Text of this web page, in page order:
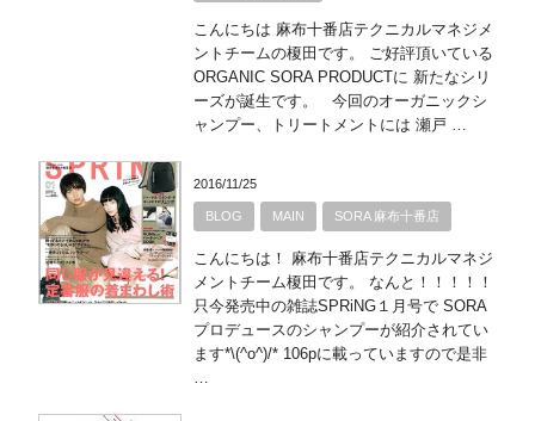
こんにちは 麻布十番店テクニカルマネジメ
ントチームの榎田です。 ご好評頂いている
ORGANIC SORA PRODUCTに 新たなシリ
ーズが誕生です。 今回のオーガニックシ
ャンプー、トリートメントには 瀬戸 …
2016/11/25
BLOG MAIN SORA 麻布十番店
こんにちは！ 麻布十番店テクニカルマネジ
メントチーム榎田です。 なんと！！！！！
只今発売中の雑誌SPRiNG１月号で SORA
プロデュースのシャンプーが紹介されてい
ます*\(^o^)/* 106pに載っていますので是非
…